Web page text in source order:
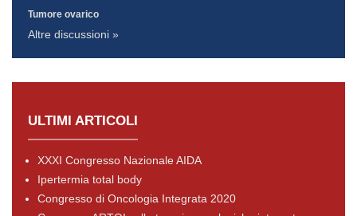
Tumore ovarico
Altre discussioni »
ULTIMI ARTICOLI
XXXI Congresso Nazionale AIDA
Ipertermia total body
Congresso di Oncologia Integrata 2020